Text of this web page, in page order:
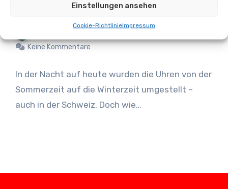
Einstellungen ansehen
Cookie-RichtlinieImpressum
Europas wurde
Keine Kommentare
In der Nacht auf heute wurden die Uhren von der
Sommerzeit auf die Winterzeit umgestellt –
auch in der Schweiz. Doch wie…